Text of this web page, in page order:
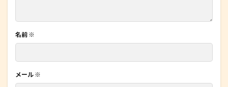
名前 ※
メール ※